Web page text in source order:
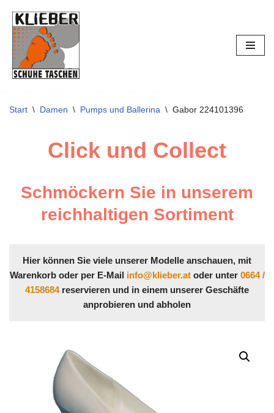
Zum
Inhalt
springen
Start \ Damen \ Pumps und Ballerina \ Gabor 224101396
Click und Collect
Schmöckern Sie in unserem
reichhaltigen Sortiment
Hier können Sie viele unserer Modelle anschauen, mit
Warenkorb oder per E-Mail info@klieber.atoder unter 0664 /
4158684reservieren und in einem unserer Geschäfte
anprobieren und abholen